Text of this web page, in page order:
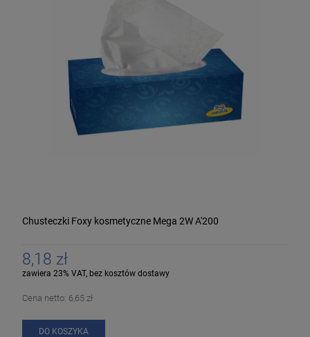
Chusteczki Foxy kosmetyczne Mega 2W A'200
8,18 zł
zawiera 23% VAT, bez kosztów dostawy
Cena netto: 6,65 zł
DO KOSZYKA